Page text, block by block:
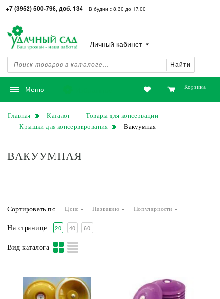
+7 (3952) 500-798, доб. 134 В будни с 8:30 до 17:00
Найти
Личный кабинет
Меню Корзина
Главная Каталог
Товары для консервации
Крышки для консервирования
Вакуумная
ВАКУУМНАЯ
Сортировать по Цене Названию Популярности
На странице 20 40 60
Вид каталога